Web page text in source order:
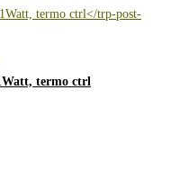
termo ctrl